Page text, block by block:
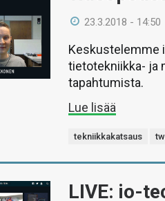
23.3.2018 - 14:50
Keskustelemme
tietotekniikka- ja
tapahtumista.
Lue lisää
tekniikkakatsaus
LIVE: io-